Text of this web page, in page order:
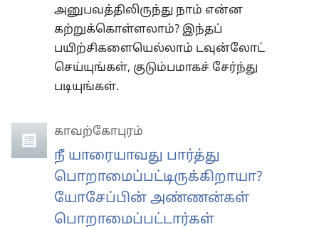
அனுபவத்திலிருந்து நாம் என்ன
கற்றுக்கொள்ளலாம்? இந்தப்
பயிற்சிகளையெல்லாம் டவுன்லோட்
செய்யுங்கள், குடும்பமாகச் சேர்ந்து
படியுங்கள்.
காவற்கோபுரம்
நீ யாரையாவது பார்த்து
பொறாமைப்பட்டிருக்கிறாயா?
யோசேப்பின் அண்ணன்கள்
பொறாமைப்பட்டார்கள்